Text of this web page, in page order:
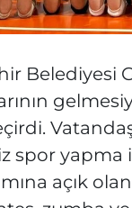
Belediyesi
spor yapma
açık